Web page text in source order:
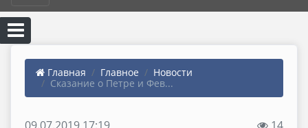
Главная Главное
Новости
Сказание о Петре и Фев...